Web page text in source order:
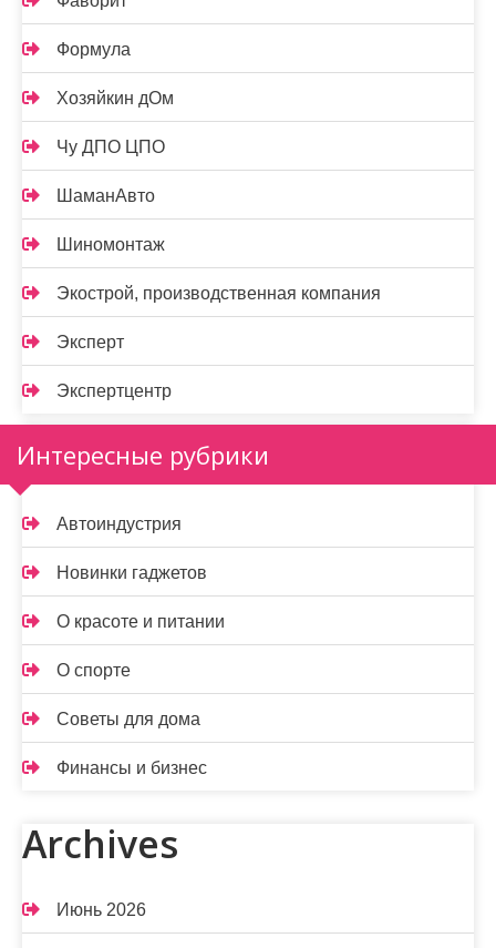
Формула
Хозяйкин дОм
Чу ДПО ЦПО
ШаманАвто
Шиномонтаж
Экострой, производственная компания
Эксперт
Экспертцентр
Интересные рубрики
Автоиндустрия
Новинки гаджетов
О красоте и питании
О спорте
Советы для дома
Финансы и бизнес
Archives
Июнь 2026